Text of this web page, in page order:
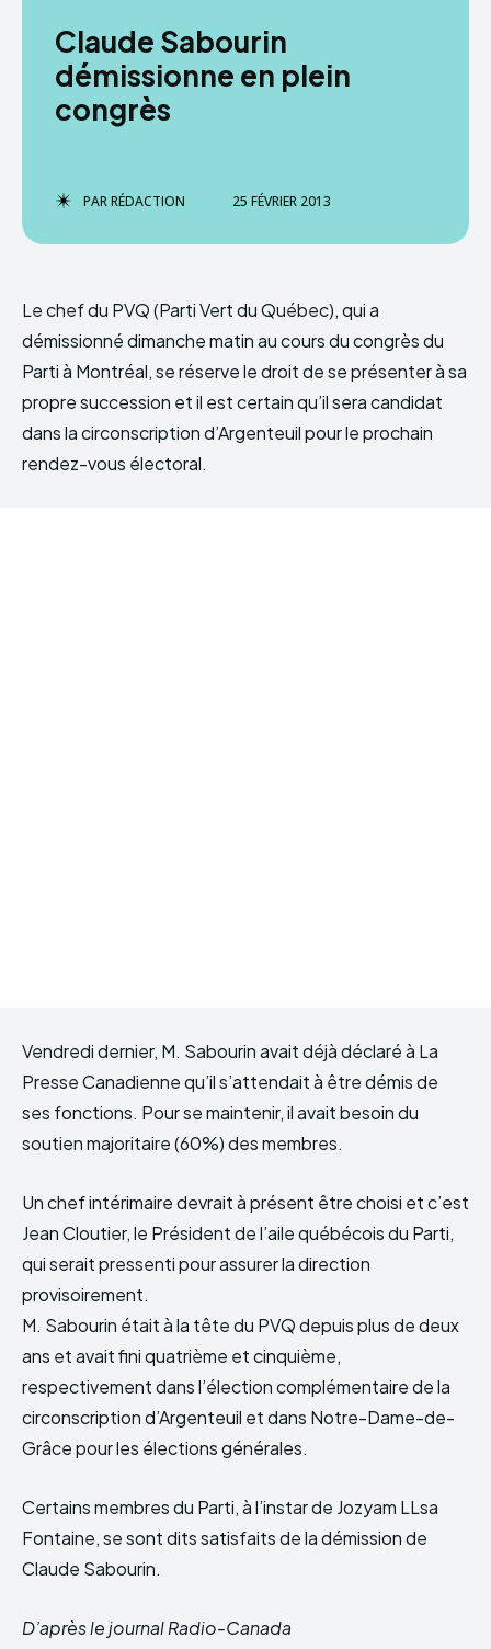
Claude Sabourin
démissionne en plein
congrès
PARRÉDACTION 25 FÉVRIER 2013
Le chef du PVQ (Parti Vert du Québec), qui a
démissionné dimanche matin au cours du congrès du
Parti à Montréal, se réserve le droit de se présenter à sa
propre succession et il est certain qu’il sera candidat
dans la circonscription d’Argenteuil pour le prochain
rendez-vous électoral.
Vendredi dernier, M. Sabourin avait déjà déclaré à La
Presse Canadienne qu’il s’attendait à être démis de
ses fonctions. Pour se maintenir, il avait besoin du
soutien majoritaire (60%) des membres.
Un chef intérimaire devrait à présent être choisi et c’est
Jean Cloutier, le Président de l’aile québécois du Parti,
qui serait pressenti pour assurer la direction
provisoirement.
M. Sabourin était à la tête du PVQ depuis plus de deux
ans et avait fini quatrième et cinquième,
respectivement dans l’élection complémentaire de la
circonscription d’Argenteuil et dans Notre-Dame-de-
Grâce pour les élections générales.
Certains membres du Parti, à l’instar de Jozyam LLsa
Fontaine, se sont dits satisfaits de la démission de
Claude Sabourin.
D’après le journal Radio-Canada